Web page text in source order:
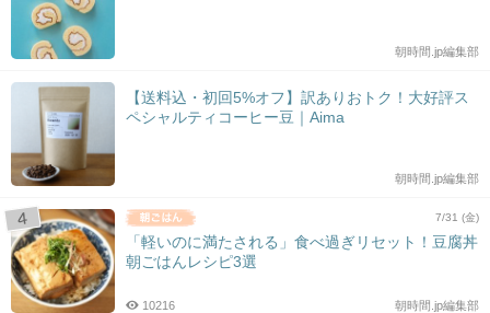
朝時間.jp編集部
【送料込・初回5%オフ】訳ありおトク！大好評ス
ペシャルティコーヒー豆｜Aima
朝時間.jp編集部
7/31 (金)
「軽いのに満たされる」食べ過ぎリセット！豆腐丼
朝ごはんレシピ3選
朝時間.jp編集部
10216